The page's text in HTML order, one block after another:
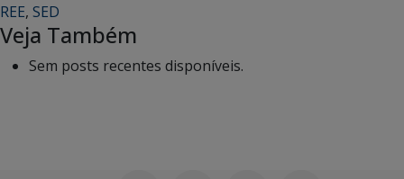
REE, SED
Veja Também
Sem posts recentes disponíveis.